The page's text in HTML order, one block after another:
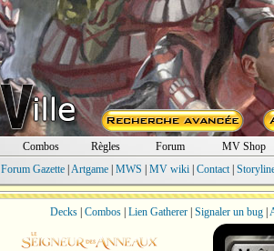
Combos Règles Forum
MV Shop
Forum Gazette| Artgame| MWS MV wiki| Contact|
Decks Combos Lien Gatherer Signaler un bug